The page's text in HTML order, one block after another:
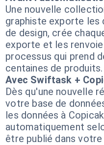
Une nouvelle
graphiste exporte les
de design, crée
exporte et les
processus qui prend
centaines de produits.
Avec Swiftask +
Dès qu'une nouvelle
votre base de
les données à
automatiquement
être publié dans